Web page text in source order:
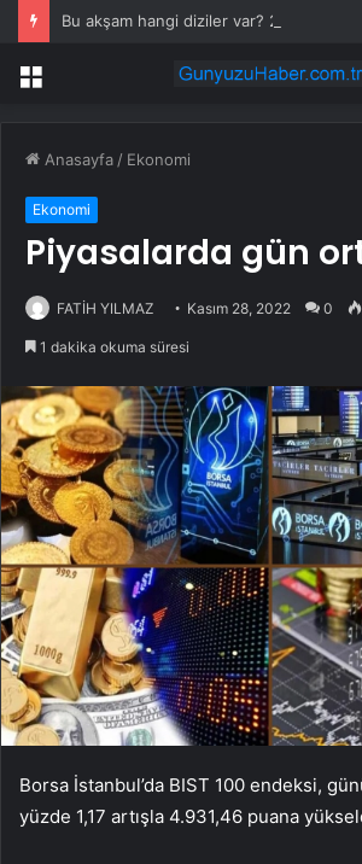
Menü
Anasayfa / Ekonomi
Ekonomi
Piyasalarda gün
FATİH YILMAZ Kasım 28, 2022 0
1 dakika okuma süresi
Borsa İstanbul’da BIST 100 endeksi,
yüzde 1,17 artışla 4.931,46 puana